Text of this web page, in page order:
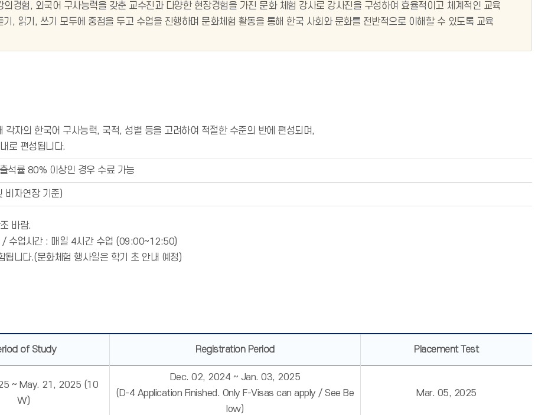
경험, 외국어 구사능력을 갖춘 교수진과 다양한 현장경험을 가진 문화 체험 강사로 강사진을 구성하여 효율적이고 체계적인 교육
, 읽기, 쓰기 모두에 중점을 두고 수업을 진행하며 문화체험 활동을 통해 한국 사회와 문화를 전반적으로 이해할 수 있도록 교육
각자의 한국어 구사능력, 국적, 성별 등을 고려하여 적절한 수준의 반에 편성되며,
로 편성됩니다.
석률 80% 이상인 경우 수료 가능
비자연장 기준)
바람.
수업시간 : 매일 4시간 수업 (09:00~12:50)
니다.(문화체험 행사일은 학기 초 안내 예정)
of Study Registration Period Placement Test
~ May. 21, 2025 (10
W)
Dec. 02, 2024 ~ Jan. 03, 2025
(D-4 Application Finished. Only F-Visas can apply / See Be
low)
Mar. 05, 2025